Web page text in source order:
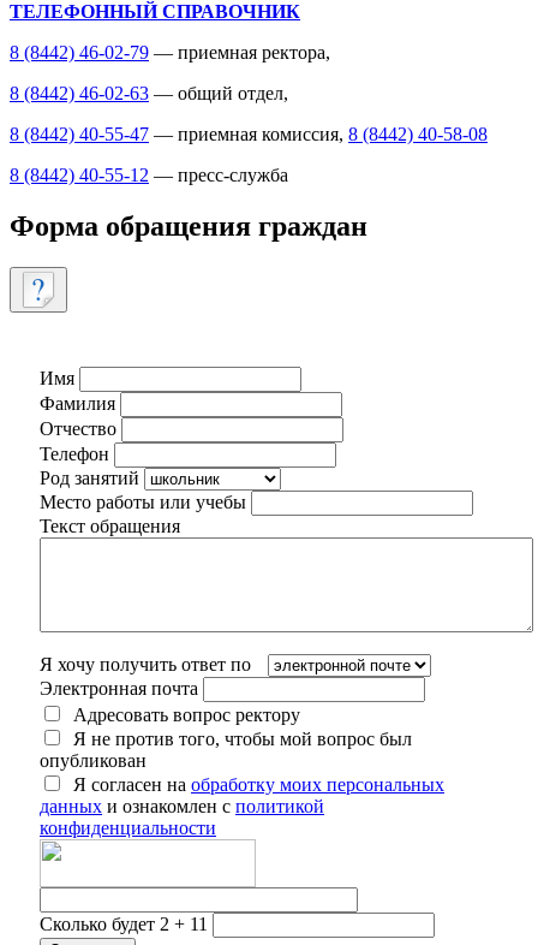
ТЕЛЕФОННЫЙ СПРАВОЧНИК
8 (8442) 46-02-79 — приемная ректора,
8 (8442) 46-02-63 — общий отдел,
8 (8442) 40-55-47 — приемная комиссия, 8 (8442) 40-58-08
8 (8442) 40-55-12 — пресс-служба
Форма обращения граждан
Имя
Фамилия
Отчество
Телефон
Род занятий
Место работы или учебы
Текст обращения
Я хочу получить ответ по
Электронная почта
Адресовать вопрос ректору
Я не против того, чтобы мой вопрос был
опубликован
Я согласен на обработку моих персональных
данных и ознакомлен с политикой
конфиденциальности
Сколько будет 2 + 11